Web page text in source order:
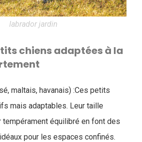
labrador jardin
chiens adaptées à la
maltais, havanais) :Ces petits
mais adaptables. Leur taille
tempérament équilibré en font des
pour les espaces confinés.